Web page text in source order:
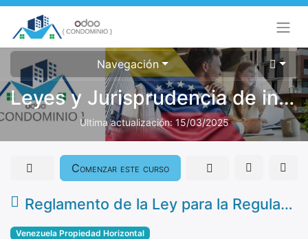
Navegación
Leyes y Jurisprudencia de interés para Condominios Venezuela
Última actualización:15/03/2025
Reglamento de la Ley para la Regularización y Control de los Arrendamientos de Vivienda
Comenzar este curso
Venezuela Propiedad Horizontal